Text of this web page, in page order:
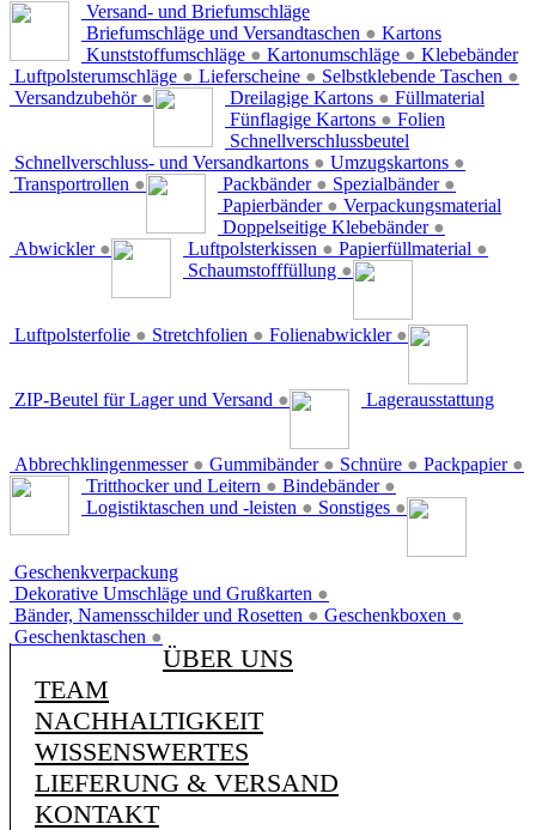
Versand- und Briefumschläge
Briefumschläge und Versandtaschen ●
Kunststoffumschläge ● Kartonumschläge ●
Luftpolsterumschläge ● Lieferscheine ● Selbstklebende Taschen ●
Versandzubehör ●
Kartons
Dreilagige Kartons ●
Fünflagige Kartons ●
Schnellverschluss- und Versandkartons ● Umzugskartons ●
Transportrollen ●
Klebebänder
Packbänder ● Spezialbänder ●
Papierbänder ●
Doppelseitige Klebebänder ●
Abwickler ●
Füllmaterial
Luftpolsterkissen ● Papierfüllmaterial ●
Schaumstofffüllung ●
Folien
Luftpolsterfolie ● Stretchfolien ● Folienabwickler ●
Schnellverschlussbeutel
ZIP-Beutel für Lager und Versand ●
Verpackungsmaterial
Abbrechklingenmesser ● Gummibänder ● Schnüre ● Packpapier ●
Lagerausstattung
Tritthocker und Leitern ● Bindebänder ●
Logistiktaschen und -leisten ● Sonstiges ●
Geschenkverpackung
Dekorative Umschläge und Grußkarten ●
Bänder, Namensschilder und Rosetten ● Geschenkboxen ●
Geschenktaschen ●
ÜBER UNS
TEAM
NACHHALTIGKEIT
WISSENSWERTES
LIEFERUNG & VERSAND
KONTAKT